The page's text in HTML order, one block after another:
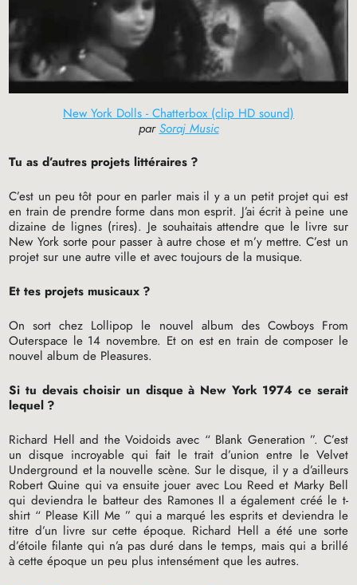
New York Dolls - Chatterbox (clip HD sound)
parSoraj Music
Tu as d’autres projets littéraires ?
C’est un peu tôt pour en parler mais il y a un petit projet qui est
en train de prendre forme dans mon esprit. J’ai écrit à peine une
dizaine de lignes (rires). Je souhaitais attendre que le livre sur
New York sorte pour passer à autre chose et m’y mettre. C’est un
projet sur une autre ville et avec toujours de la musique.
Et tes projets musicaux ?
On sort chez Lollipop le nouvel album des Cowboys From
Outerspace le 14 novembre. Et on est en train de composer le
nouvel album de Pleasures.
Si tu devais choisir un disque à New York 1974 ce serait
lequel ?
Richard Hell and the Voidoids avec “ Blank Generation ”. C’est
un disque incroyable qui fait le trait d’union entre le Velvet
Underground et la nouvelle scène. Sur le disque, il y a d’ailleurs
Robert Quine qui va ensuite jouer avec Lou Reed et Marky Bell
qui deviendra le batteur des Ramones Il a également créé le t-
shirt “ Please Kill Me ” qui a marqué les esprits et deviendra le
titre d’un livre sur cette époque. Richard Hell a été une sorte
d’étoile filante qui n’a pas duré dans le temps, mais qui a brillé
à cette époque un peu plus intensément que les autres.